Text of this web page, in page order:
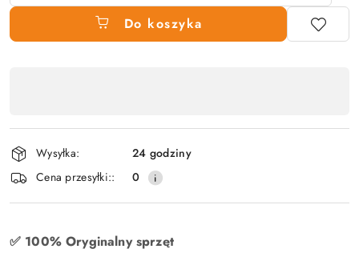
Do koszyka
,
płatność
i
dostawa
Wysyłka:
24 godziny
Cena przesyłki::
0
✅ 100% Oryginalny sprzęt